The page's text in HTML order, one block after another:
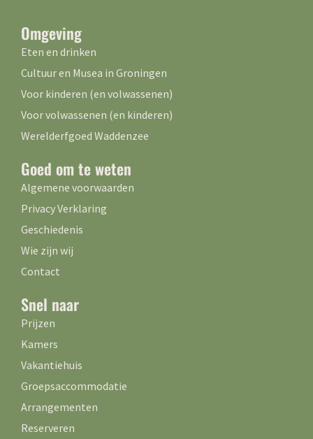
Omgeving
Eten en drinken
Cultuur en Musea in Groningen
Voor kinderen (en volwassenen)
Voor volwassenen (en kinderen)
Werelderfgoed Waddenzee
Goed om te weten
Algemene voorwaarden
Privacy Verklaring
Geschiedenis
Wie zijn wij
Contact
Snel naar
Prijzen
Kamers
Vakantiehuis
Groepsaccommodatie
Arrangementen
Reserveren